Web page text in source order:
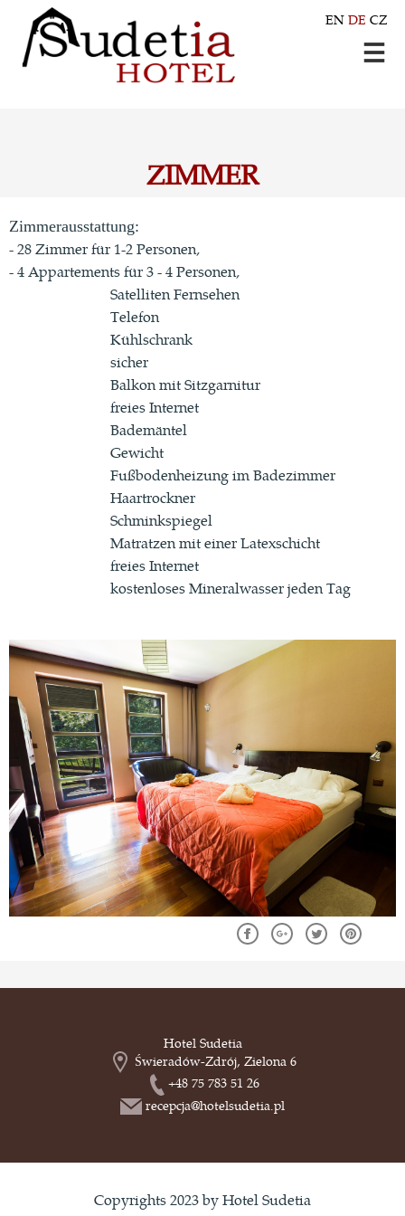
EN DE CZ
ZIMMER
Zimmerausstattung:
- 28 Zimmer für 1-2 Personen,
- 4 Appartements für 3 - 4 Personen,
Satelliten Fernsehen
Telefon
Kühlschrank
sicher
Balkon mit Sitzgarnitur
freies Internet
Bademäntel
Gewicht
Fußbodenheizung im Badezimmer
Haartrockner
Schminkspiegel
Matratzen mit einer Latexschicht
freies Internet
kostenloses Mineralwasser jeden Tag
Hotel Sudetia
Świeradów-Zdrój, Zielona 6
+48 75 783 51 26
recepcja@hotelsudetia.pl
Copyrights 2023 by Hotel Sudetia